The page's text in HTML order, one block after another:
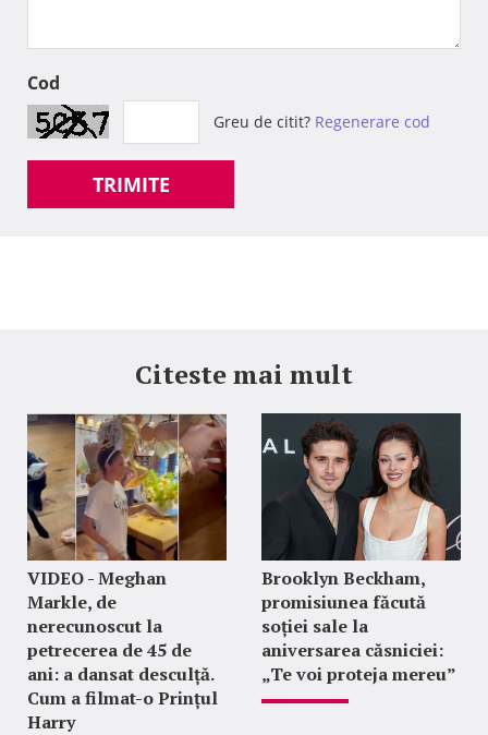
Cod
Greu de citit? Regenerare cod
TRIMITE
Citeste mai mult
VIDEO - Meghan
Markle, de
nerecunoscut la
petrecerea de 45 de
ani: a dansat desculță.
Cum a filmat-o Prințul
Harry
Brooklyn Beckham,
promisiunea făcută
soției sale la
aniversarea căsniciei:
„Te voi proteja mereu”